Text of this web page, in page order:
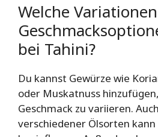
Welche
bei Tahini?
Du kannst Gewürze wie
oder Muskatnuss
Geschmack zu variieren.
verschiedener Ölsorten kann